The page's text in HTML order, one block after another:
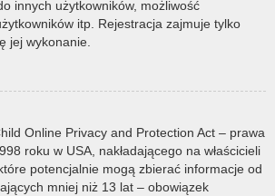
innych użytkowników, możliwość
itp. Rejestracja zajmuje tylko
jej wykonanie.
Online Privacy and Protection Act – prawa
roku w USA, nakładającego na właścicieli
potencjalnie mogą zbierać informacje od
mniej niż 13 lat – obowiązek